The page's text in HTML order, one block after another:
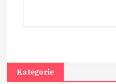
Kategorie